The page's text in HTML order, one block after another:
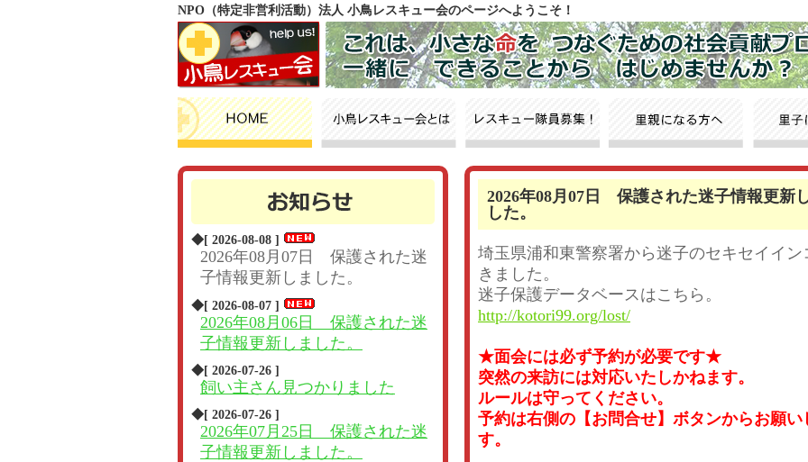
NPO（特定非営利活動）法人 小鳥レスキュー会のページへようこそ！
◆[ 2026-08-08 ]
2026年08月07日 保護された迷
子情報更新しました。
◆[ 2026-08-07 ]
2026年08月06日 保護された迷
子情報更新しました。
◆[ 2026-07-26 ]
飼い主さん見つかりました
◆[ 2026-07-26 ]
2026年07月25日 保護された迷
子情報更新しました。
2026年08月07日 保護された迷子情報更新
した。
埼玉県浦和東警察署から迷子のセキセイイン
きました。
迷子保護データベースはこちら。
http://kotori99.org/lost/
★面会には必ず予約が必要です★
突然の来訪には対応いたしかねます。
ルールは守ってください。
予約は右側の【お問合せ】ボタンからお願い
す。